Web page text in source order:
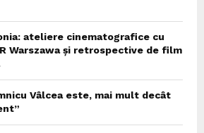
ateliere cinematografice cu
Warszawa și retrospective de film
Vâlcea este, mai mult decât